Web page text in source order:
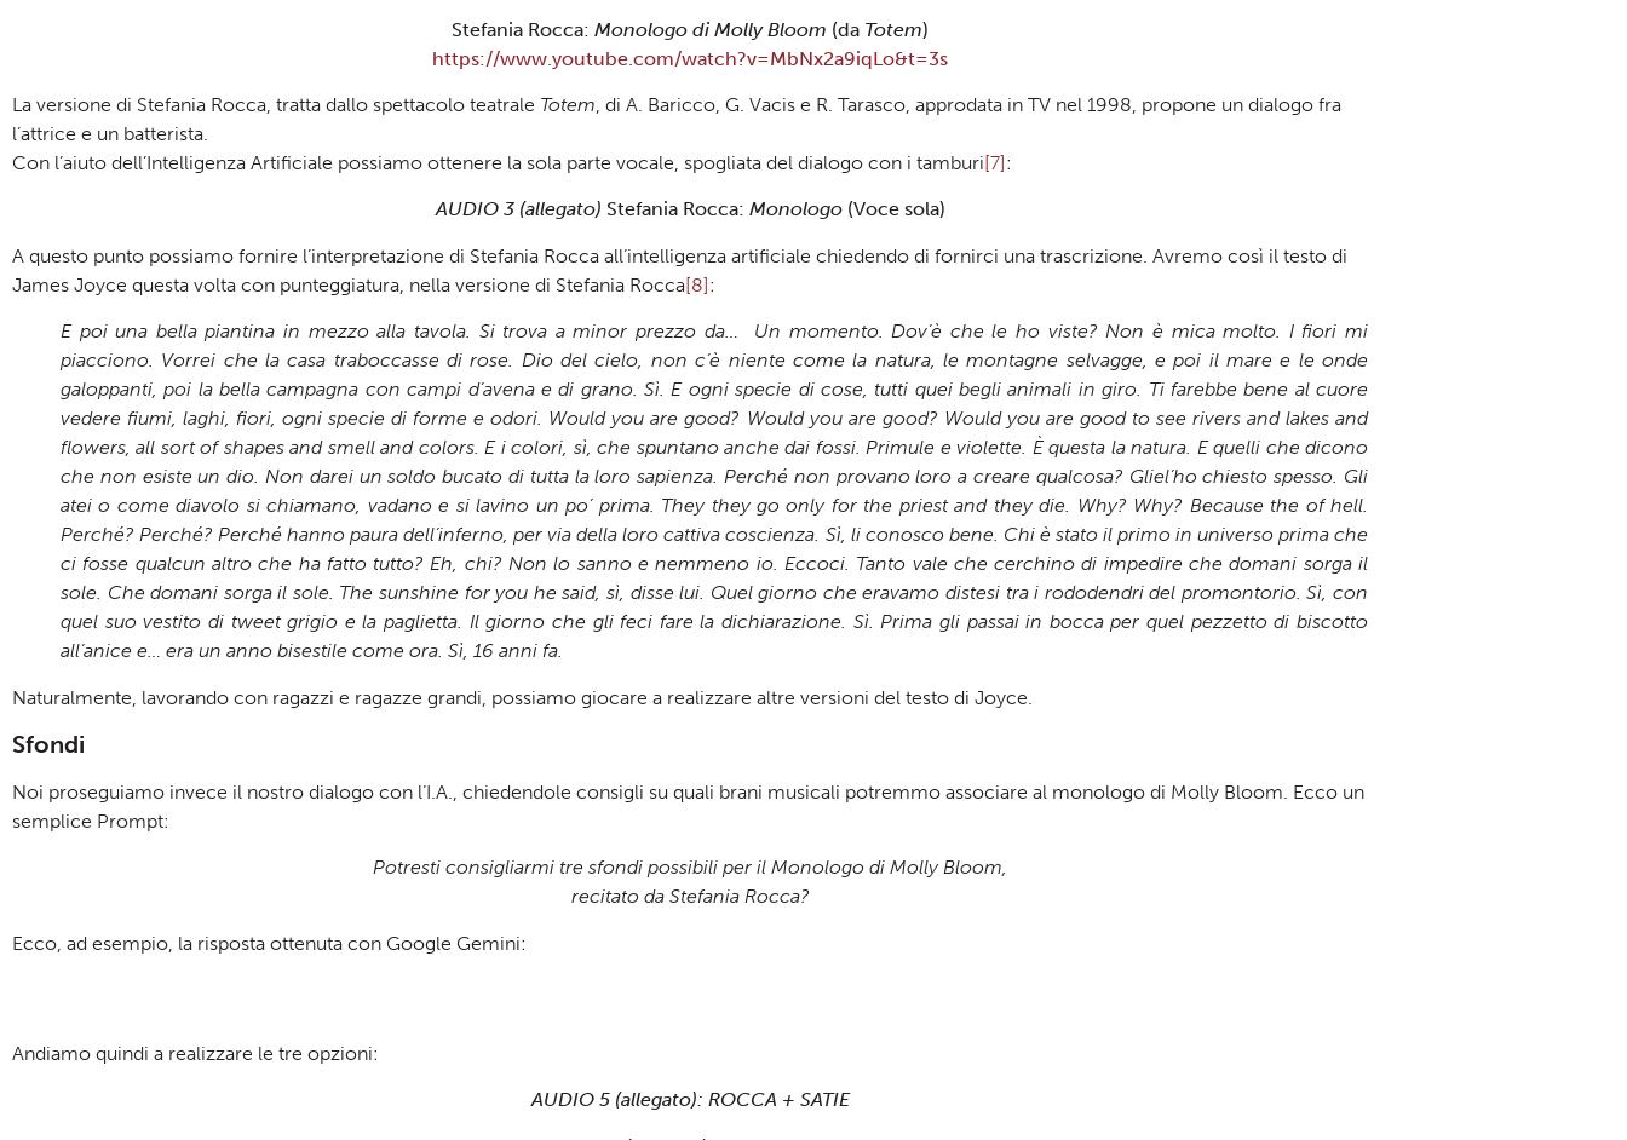
Stefania Rocca: Monologo di Molly Bloom (da Totem)
https://www.youtube.com/watch?v=MbNx2a9iqLo&t=3s
La versione di Stefania Rocca, tratta dallo spettacolo teatrale Totem, di A. Baricco, G. Vacis e R. Tarasco, approdata in TV nel 1998, propone un dialogo fra
l’attrice e un batterista.
Con l’aiuto dell’Intelligenza Artificiale possiamo ottenere la sola parte vocale, spogliata del dialogo con i tamburi[7]:
AUDIO 3 (allegato) Stefania Rocca: Monologo (Voce sola)
A questo punto possiamo fornire l’interpretazione di Stefania Rocca all’intelligenza artificiale chiedendo di fornirci una trascrizione. Avremo così il testo di
James Joyce questa volta con punteggiatura, nella versione di Stefania Rocca[8]:
E poi una bella piantina in mezzo alla tavola. Si trova a minor prezzo da… Un momento. Dov’è che le ho viste? Non è mica molto. I fiori mi
piacciono. Vorrei che la casa traboccasse di rose. Dio del cielo, non c’è niente come la natura, le montagne selvagge, e poi il mare e le onde
galoppanti, poi la bella campagna con campi d’avena e di grano. Sì. E ogni specie di cose, tutti quei begli animali in giro. Ti farebbe bene al cuore
vedere fiumi, laghi, fiori, ogni specie di forme e odori. Would you are good? Would you are good? Would you are good to see rivers and lakes and
flowers, all sort of shapes and smell and colors.E i colori, sì, che spuntano anche dai fossi. Primule e violette. È questa la natura. E quelli che dicono
che non esiste un dio. Non darei un soldo bucato di tutta la loro sapienza. Perché non provano loro a creare qualcosa? Gliel’ho chiesto spesso. Gli
atei o come diavolo si chiamano, vadano e si lavino un po’ prima. They they go only for the priest and they die. Why? Why? Because the of hell.
Perché? Perché? Perché hanno paura dell’inferno, per via della loro cattiva coscienza. Sì, li conosco bene. Chi è stato il primo in universo prima che
ci fosse qualcun altro che ha fatto tutto? Eh, chi? Non lo sanno e nemmeno io. Eccoci. Tanto vale che cerchino di impedire che domani sorga il
sole. Che domani sorga il sole. The sunshine for you he said, sì, disse lui. Quel giorno che eravamo distesi tra i rododendri del promontorio. Sì, con
quel suo vestito di tweet grigio e la paglietta. Il giorno che gli feci fare la dichiarazione. Sì. Prima gli passai in bocca per quel pezzetto di biscotto
all’anice e… era un anno bisestile come ora. Sì, 16 anni fa.
Naturalmente, lavorando con ragazzi e ragazze grandi, possiamo giocare a realizzare altre versioni del testo di Joyce.
Sfondi
Noi proseguiamo invece il nostro dialogo con l’I.A., chiedendole consigli su quali brani musicali potremmo associare al monologo di Molly Bloom. Ecco un
semplice Prompt:
Potresti consigliarmi tre sfondi possibili per il Monologo di Molly Bloom,
recitato da Stefania Rocca?
Ecco, ad esempio, la risposta ottenuta con Google Gemini:
Andiamo quindi a realizzare le tre opzioni:
AUDIO 5 (allegato): ROCCA + SATIE